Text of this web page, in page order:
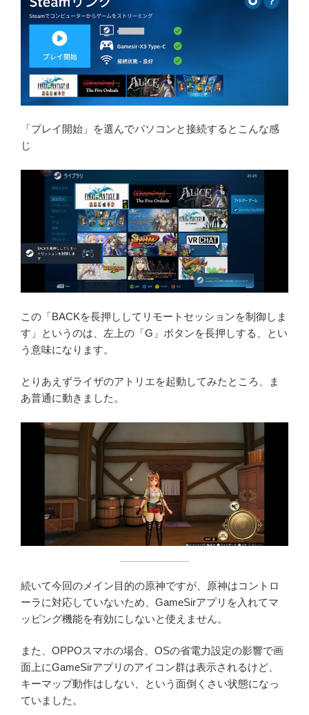
「プレイ開始」を選んでパソコンと接続するとこんな感
じ
この「BACKを長押ししてリモートセッションを制御しま
す」というのは、左上の「G」ボタンを長押しする、とい
う意味になります。
とりあえずライザのアトリエを起動してみたところ、ま
あ普通に動きました。
続いて今回のメイン目的の原神ですが、原神はコントロ
ーラに対応していないため、GameSirアプリを入れてマ
ッピング機能を有効にしないと使えません。
また、OPPOスマホの場合、OSの省電力設定の影響で画
面上にGameSirアプリのアイコン群は表示されるけど、
キーマップ動作はしない、という面倒くさい状態になっ
ていました。